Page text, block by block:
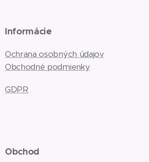
Informácie
Ochrana osobných údajov
Obchodné podmienky
GDPR
Obchod